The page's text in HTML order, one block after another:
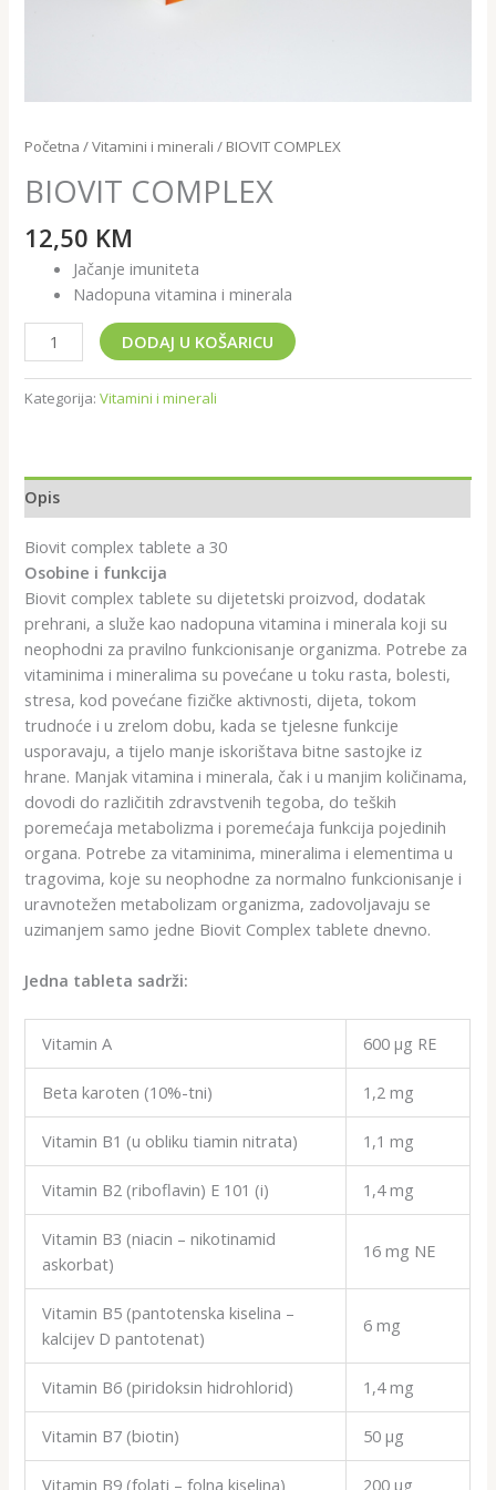
Početna /Vitamini i minerali / BIOVIT COMPLEX
BIOVIT COMPLEX
12,50 KM
Jačanje imuniteta
Nadopuna vitamina i minerala
DODAJ U KOŠARICU
Kategorija:Vitamini i minerali
Opis
Biovit complex tablete a 30
Osobine i funkcija
Biovit complex tablete su dijetetski proizvod, dodatak
prehrani, a služe kao nadopuna vitamina i minerala koji su
neophodni za pravilno funkcionisanje organizma. Potrebe za
vitaminima i mineralima su povećane u toku rasta, bolesti,
stresa, kod povećane fizičke aktivnosti, dijeta, tokom
trudnoće i u zrelom dobu, kada se tjelesne funkcije
usporavaju, a tijelo manje iskorištava bitne sastojke iz
hrane. Manjak vitamina i minerala, čak i u manjim količinama,
dovodi do različitih zdravstvenih tegoba, do teških
poremećaja metabolizma i poremećaja funkcija pojedinih
organa. Potrebe za vitaminima, mineralima i elementima u
tragovima, koje su neophodne za normalno funkcionisanje i
uravnotežen metabolizam organizma, zadovoljavaju se
uzimanjem samo jedne Biovit Complex tablete dnevno.
Jedna tableta sadrži:
Vitamin A 600 μg RE
Beta karoten (10%-tni) 1,2 mg
Vitamin B1 (u obliku tiamin nitrata) 1,1 mg
Vitamin B2 (riboflavin) E 101 (i) 1,4 mg
Vitamin B3 (niacin – nikotinamid
askorbat)
16 mg NE
Vitamin B5 (pantotenska kiselina –
kalcijev D pantotenat)
6 mg
Vitamin B6 (piridoksin hidrohlorid) 1,4 mg
Vitamin B7 (biotin) 50 μg
Vitamin B9 (folati – folna kiselina) 200 μg